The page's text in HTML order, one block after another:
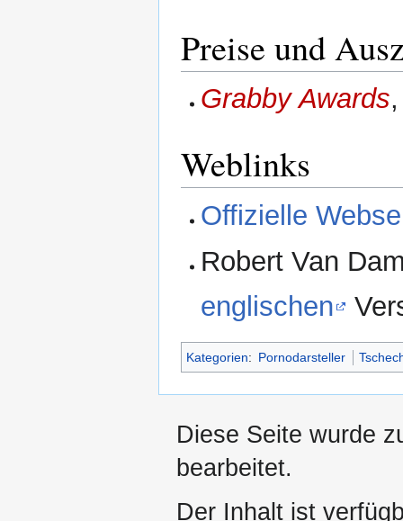
Preise und
Grabby Awards
Weblinks
Offizielle
Robert Van
englischen
Kategorien: Pornodarsteller
Diese Seite wurde
bearbeitet.
Der Inhalt ist